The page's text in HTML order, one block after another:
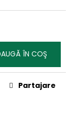
ÎN COŞ
Partajare